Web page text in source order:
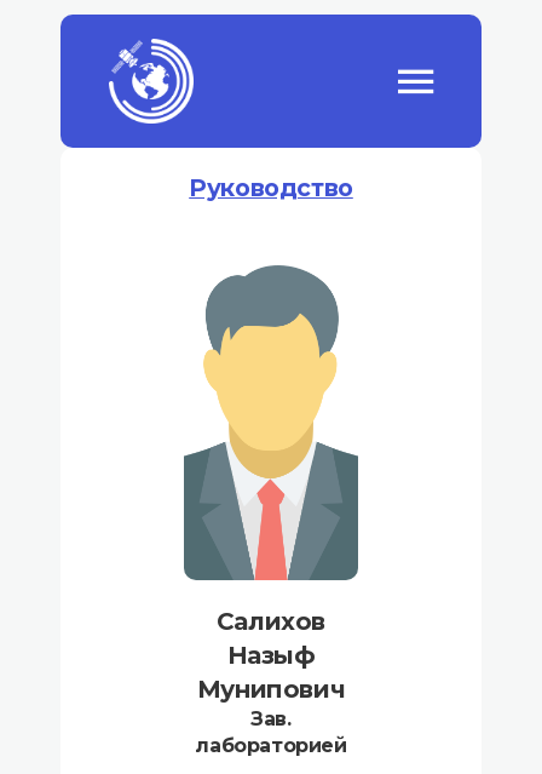
Руководство
Салихов
Назыф
Мунипович
Зав.
лабораторией